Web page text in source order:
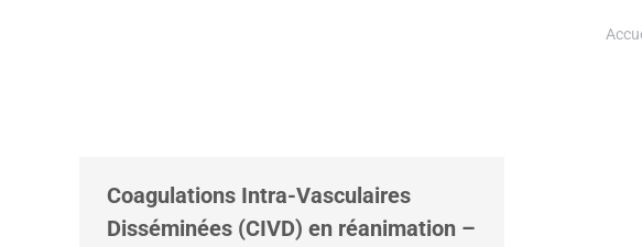
Coagulations Intra-Vasculaires
Disséminées (CIVD) en réanimation –